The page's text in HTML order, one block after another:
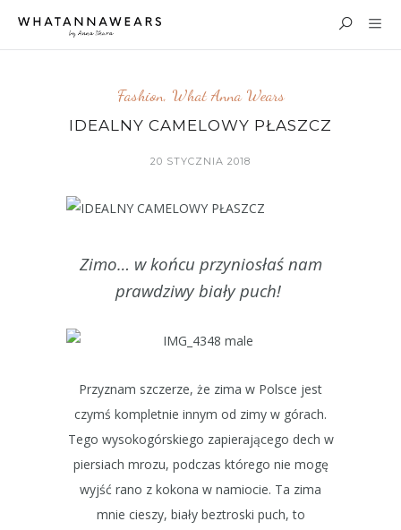
Fashion, What Anna Wears
IDEALNY CAMELOWY PŁASZCZ
20 STYCZNIA 2018
Zimo… w końcu przyniosłaś nam
prawdziwy biały puch!
Przyznam szczerze, że zima w Polsce jest
czymś kompletnie innym od zimy w górach.
Tego wysokogórskiego zapierającego dech w
piersiach mrozu, podczas którego nie mogę
wyjść rano z kokona w namiocie. Ta zima
mnie cieszy, biały beztroski puch, to